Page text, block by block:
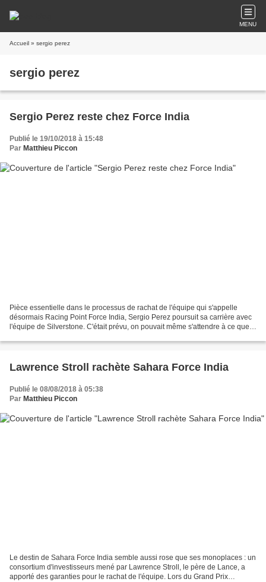
MENU
Accueil » sergio perez
sergio perez
Sergio Perez reste chez Force India
Publié le 19/10/2018 à 15:48
Par Matthieu Piccon
Pièce essentielle dans le processus de rachat de l'équipe qui s'appelle
désormais Racing Point Force India, Sergio Perez poursuit sa carrière avec
l'équipe de Silverstone. C'était prévu, on pouvait même s'attendre à ce que
Lawrence Stroll rachète Sahara Force India
Publié le 08/08/2018 à 05:38
Par Matthieu Piccon
Le destin de Sahara Force India semble aussi rose que ses monoplaces : un
consortium d'investisseurs mené par Lawrence Stroll, le père de Lance, a
apporté des garanties pour le rachat de l'équipe. Lors du Grand Prix